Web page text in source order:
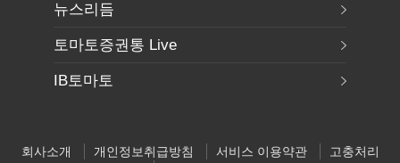
뉴스리듬
토마토증권통 Live
IB토마토
회사소개 개인정보취급방침 서비스 이용약관
고충처리